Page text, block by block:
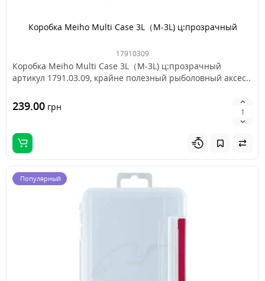
Коробка Meiho Multi Case 3L（M-3L) ц:прозрачный
17910309
Коробка Meiho Multi Case 3L（M-3L) ц:прозрачный
артикул 1791.03.09, крайне полезный рыболовный аксес..
239.00 грн
Популярный